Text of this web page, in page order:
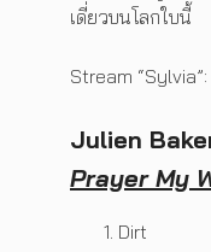
เดี่ยวบนโลกใบนี้
Stream “Sylvia”:
Julien
Prayer My
Dirt